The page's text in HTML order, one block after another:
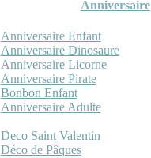
Anniversaire
Anniversaire Enfant
Anniversaire Dinosaure
Anniversaire Licorne
Anniversaire Pirate
Bonbon Enfant
Anniversaire Adulte
Deco Saint Valentin
Déco de Pâques